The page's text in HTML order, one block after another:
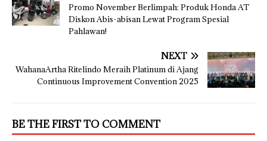
Promo November Berlimpah: Produk Honda AT
Diskon Abis-abisan Lewat Program Spesial
Pahlawan!
NEXT
WahanaArtha Ritelindo Meraih Platinum di Ajang
Continuous Improvement Convention 2025
BE THE FIRST TO COMMENT